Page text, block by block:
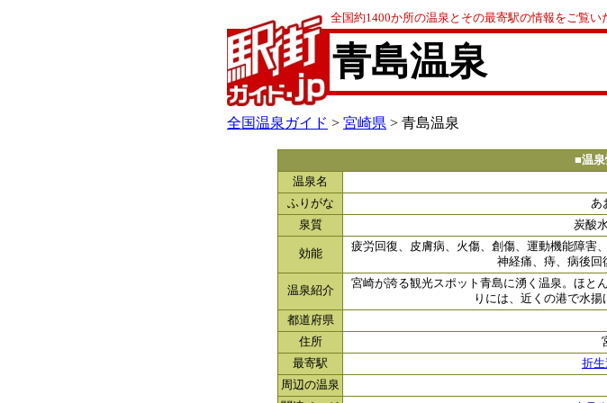
全国約1400か所の温泉とその最寄駅の情報をご覧い
青島温泉
全国温泉ガイド > 宮崎県 > 青島温泉
■温
温泉名
ふりがな
あ
泉質
炭酸
効能
疲労回復、皮膚病、火傷、創傷、運動機能障害
神経痛、痔、病後回
温泉紹介
宮崎が誇る観光スポット青島に湧く温泉。ほと
りには、近くの港で水揚
都道府県
住所
最寄駅
折生
周辺の温泉